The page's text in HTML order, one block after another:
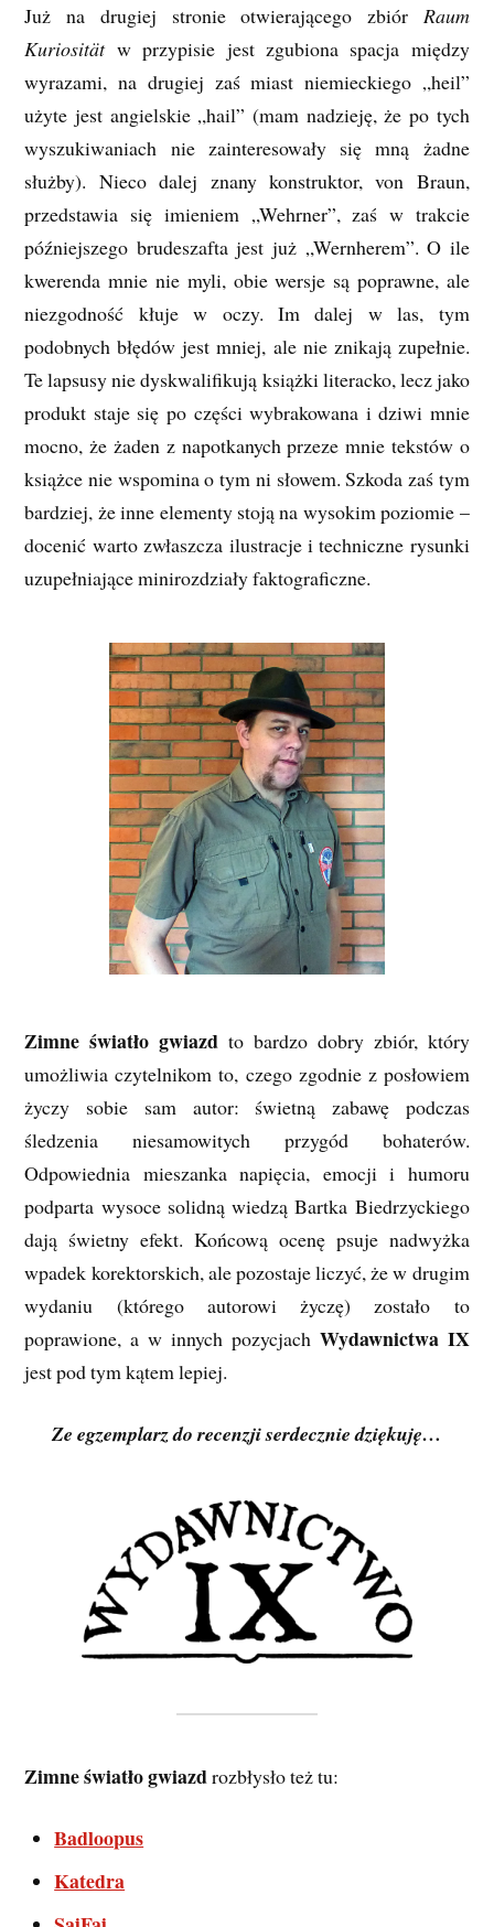
Już na drugiej stronie otwierającego zbiór Raum
Kuriositätw przypisie jest zgubiona spacja między
wyrazami, na drugiej zaś miast niemieckiego „heil”
użyte jest angielskie „hail” (mam nadzieję, że po tych
wyszukiwaniach nie zainteresowały się mną żadne
służby). Nieco dalej znany konstruktor, von Braun,
przedstawia się imieniem „Wehrner”, zaś w trakcie
późniejszego brudeszafta jest już „Wernherem”. O ile
kwerenda mnie nie myli, obie wersje są poprawne, ale
niezgodność kłuje w oczy. Im dalej w las, tym
podobnych błędów jest mniej, ale nie znikają zupełnie.
Te lapsusy nie dyskwalifikują książki literacko, lecz jako
produkt staje się po części wybrakowana i dziwi mnie
mocno, że żaden z napotkanych przeze mnie tekstów o
książce nie wspomina o tym ni słowem. Szkoda zaś tym
bardziej, że inne elementy stoją na wysokim poziomie –
docenić warto zwłaszcza ilustracje i techniczne rysunki
uzupełniające minirozdziały faktograficzne.
Zimne światło gwiazd to bardzo dobry zbiór, który
umożliwia czytelnikom to, czego zgodnie z posłowiem
życzy sobie sam autor: świetną zabawę podczas
śledzenia niesamowitych przygód bohaterów.
Odpowiednia mieszanka napięcia, emocji i humoru
podparta wysoce solidną wiedzą Bartka Biedrzyckiego
dają świetny efekt. Końcową ocenę psuje nadwyżka
wpadek korektorskich, ale pozostaje liczyć, że w drugim
wydaniu (którego autorowi życzę) zostało to
poprawione, a w innych pozycjach Wydawnictwa IX
jest pod tym kątem lepiej.
Ze egzemplarz do recenzji serdecznie dziękuję…
Zimne światło gwiazdrozbłysło też tu:
Badloopus
Katedra